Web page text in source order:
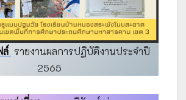
ล์ รายงานผลการปฏิบัติงานประจำปี
2565